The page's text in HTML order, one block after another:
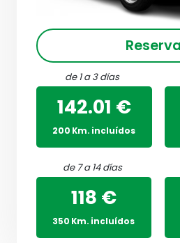
de 1 a 3 días
142.01 €
200 Km. incluídos
de 7 a 14 días
118 €
350 Km. incluídos